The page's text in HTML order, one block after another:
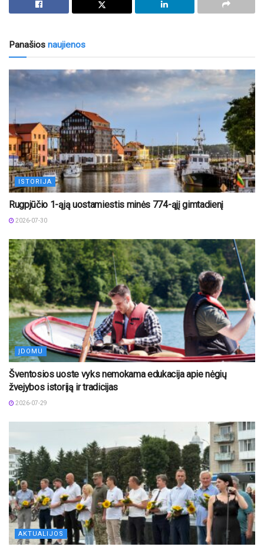
Panašios naujienos
ISTORIJA
Rugpjūčio 1-ąją uostamiestis minės 774-ąjį gimtadienį
2026-07-30
ĮDOMU
Šventosios uoste vyks nemokama edukacija apie nėgių
žvejybos istoriją ir tradicijas
2026-07-29
AKTUALIJOS